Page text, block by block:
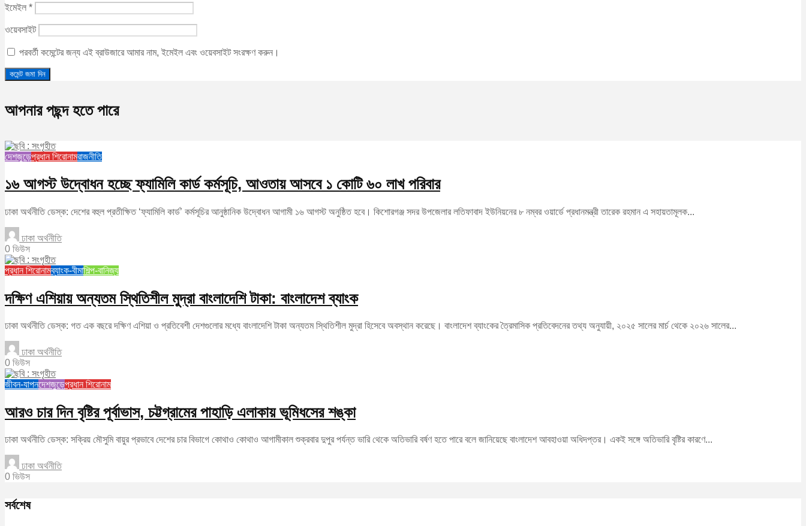
ইমেইল *
ওয়েবসাইট
পরবর্তী কমেন্টের জন্য এই ব্রাউজারে আমার নাম, ইমেইল এবং ওয়েবসাইট সংরক্ষণ করুন।
আপনার পছন্দ হতে পারে
দেশজুড়েপ্রধান শিরোনামরাজনীতি
১৬ আগস্ট উদ্বোধন হচ্ছে ফ্যামিলি কার্ড কর্মসূচি, আওতায় আসবে ১ কোটি ৬০ লাখ পরিবার
ঢাকা অর্থনীতি ডেস্ক: দেশের বহুল প্রতীক্ষিত ‘ফ্যামিলি কার্ড’ কর্মসূচির আনুষ্ঠানিক উদ্বোধন আগামী ১৬ আগস্ট অনুষ্ঠিত হবে। কিশোরগঞ্জ সদর উপজেলার লতিফাবাদ ইউনিয়নের ৮ নম্বর ওয়ার্ডে প্রধানমন্ত্রী তারেক রহমান এ সহায়তামূলক...
ঢাকা অর্থনীতি
0 ভিউস
প্রধান শিরোনামব্যাংক-বীমাশিল্প-বানিজ্য
দক্ষিণ এশিয়ায় অন্যতম স্থিতিশীল মুদ্রা বাংলাদেশি টাকা: বাংলাদেশ ব্যাংক
ঢাকা অর্থনীতি ডেস্ক: গত এক বছরে দক্ষিণ এশিয়া ও প্রতিবেশী দেশগুলোর মধ্যে বাংলাদেশি টাকা অন্যতম স্থিতিশীল মুদ্রা হিসেবে অবস্থান করেছে। বাংলাদেশ ব্যাংকের ত্রৈমাসিক প্রতিবেদনের তথ্য অনুযায়ী, ২০২৫ সালের মার্চ থেকে ২০২৬ সালের...
ঢাকা অর্থনীতি
0 ভিউস
জীবন-যাপনদেশজুড়েপ্রধান শিরোনাম
আরও চার দিন বৃষ্টির পূর্বাভাস, চট্টগ্রামের পাহাড়ি এলাকায় ভূমিধসের শঙ্কা
ঢাকা অর্থনীতি ডেস্ক: সক্রিয় মৌসুমি বায়ুর প্রভাবে দেশের চার বিভাগে কোথাও কোথাও আগামীকাল শুক্রবার দুপুর পর্যন্ত ভারি থেকে অতিভারি বর্ষণ হতে পারে বলে জানিয়েছে বাংলাদেশ আবহাওয়া অধিদপ্তর। একই সঙ্গে অতিভারি বৃষ্টির কারণে...
ঢাকা অর্থনীতি
0 ভিউস
সর্বশেষ